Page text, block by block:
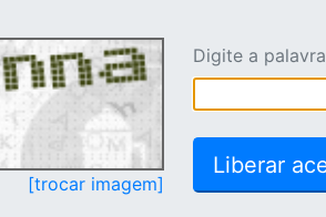
[trocar imagem]
Digite a